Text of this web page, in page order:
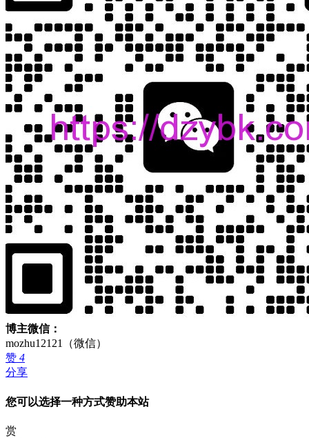
博主微信：
mozhu12121（微信）
赞 4
分享
您可以选择一种方式赞助本站
赏